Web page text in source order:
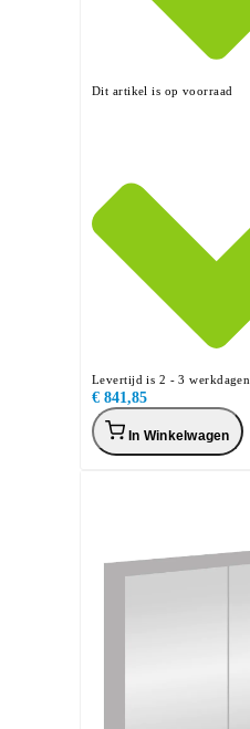
Dit artikel is op voorraad
Levertijd is 2 - 3 werkdagen
€ 841,85
In Winkelwagen